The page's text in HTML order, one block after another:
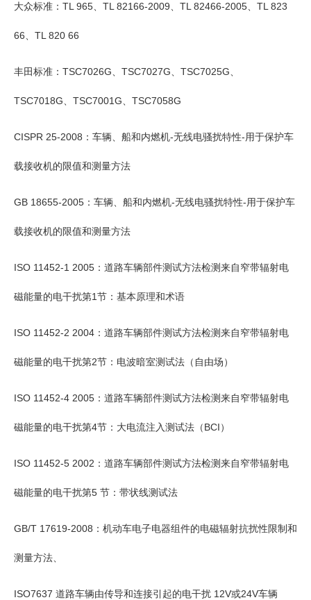
大众标准：TL 965、TL 82166-2009、TL 82466-2005、TL 823
66、TL 820 66
丰田标准：TSC7026G、TSC7027G、TSC7025G、
TSC7018G、TSC7001G、TSC7058G
CISPR 25-2008：车辆、船和内燃机-无线电骚扰特性-用于保护车
载接收机的限值和测量方法
GB 18655-2005：车辆、船和内燃机-无线电骚扰特性-用于保护车
载接收机的限值和测量方法
ISO 11452-1 2005：道路车辆部件测试方法检测来自窄带辐射电
磁能量的电干扰第1节：基本原理和术语
ISO 11452-2 2004：道路车辆部件测试方法检测来自窄带辐射电
磁能量的电干扰第2节：电波暗室测试法（自由场）
ISO 11452-4 2005：道路车辆部件测试方法检测来自窄带辐射电
磁能量的电干扰第4节：大电流注入测试法（BCI）
ISO 11452-5 2002：道路车辆部件测试方法检测来自窄带辐射电
磁能量的电干扰第5 节：带状线测试法
GB/T 17619-2008：机动车电子电器组件的电磁辐射抗扰性限制和
测量方法、
ISO7637 道路车辆由传导和连接引起的电干扰 12V或24V车辆